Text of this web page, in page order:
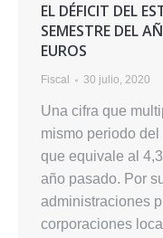
EL DÉFICIT DEL
SEMESTRE DEL
EUROS
Fiscal 30 julio, 2020
Una cifra que
mismo periodo
que equivale al
año pasado. Por
administraciones
corporaciones